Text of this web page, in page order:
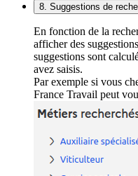
8. Suggestions de
En fonction de la
afficher des
suggestions sont
avez saisis.
Par exemple si vous
France Travail peut